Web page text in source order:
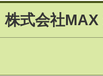
株式会社MAX